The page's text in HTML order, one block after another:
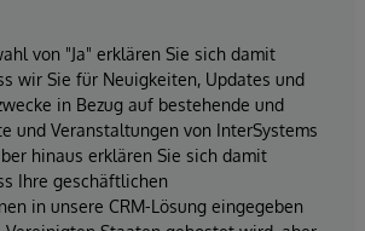
von "Ja" erklären Sie sich damit
wir Sie für Neuigkeiten, Updates und
in Bezug auf bestehende und
und Veranstaltungen von InterSystems
hinaus erklären Sie sich damit
Ihre geschäftlichen
in unsere CRM-Lösung eingegeben